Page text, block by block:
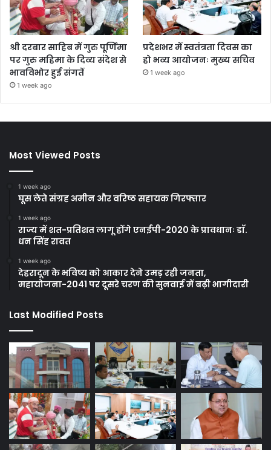
श्री दरबार साहिब में गुरु पूर्णिमा
पर गुरु महिमा के दिव्य संदेश से
भावविभोर हुई संगतें
1 week ago
प्रदेशभर में स्वतंत्रता दिवस का
हो भव्य आयोजनः मुख्य सचिव
1 week ago
Most Viewed Posts
1 week ago
घूस लेते संग्रह अमीन और वरिष्ठ सहायक गिरफ्तार
1 week ago
राज्य में शत-प्रतिशत लागू होंगे एनईपी-2020 के प्रावधानः डाॅ.
धन सिंह रावत
1 week ago
देहरादून के भविष्य को आकार देने उमड़ रही जनता,
महायोजना-2041 पर दूसरे चरण की सुनवाई में बढ़ी भागीदारी
Last Modified Posts